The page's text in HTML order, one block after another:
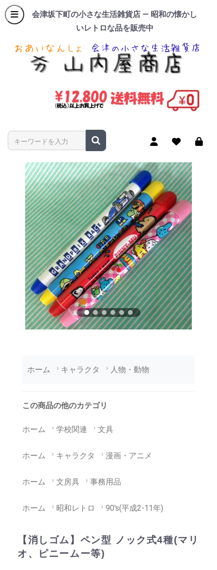
会津坂下町の小さな生活雑貨店 — 昭和の懐かし
いレトロな品を販売中
商品名やキーワードを入力
ホーム キャラクタ 人物・動物
この商品の他のカテゴリ
ホーム 学校関連 文具
ホーム キャラクタ 漫画・アニメ
ホーム 文房具 事務用品
ホーム 昭和レトロ 90's(平成2-11年)
【消しゴム】ペン型 ノック式4種(マリ
オ、ピニームー等)